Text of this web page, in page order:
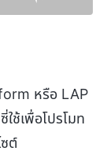
หรือ LAP
ใช้เพื่อโปรโมท
ต์